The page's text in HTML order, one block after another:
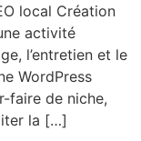
local Création
activité
l’entretien et le
WordPress
faire de niche,
la […]